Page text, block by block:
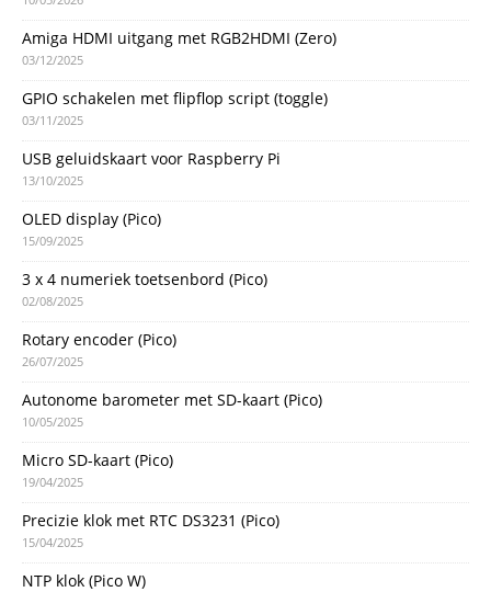
Amiga HDMI uitgang met RGB2HDMI (Zero)
03/12/2025
GPIO schakelen met flipflop script (toggle)
03/11/2025
USB geluidskaart voor Raspberry Pi
13/10/2025
OLED display (Pico)
15/09/2025
3 x 4 numeriek toetsenbord (Pico)
02/08/2025
Rotary encoder (Pico)
26/07/2025
Autonome barometer met SD-kaart (Pico)
10/05/2025
Micro SD-kaart (Pico)
19/04/2025
Precizie klok met RTC DS3231 (Pico)
15/04/2025
NTP klok (Pico W)